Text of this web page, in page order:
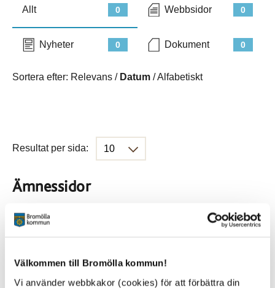
Välkommen till Bromölla kommun!
Vi använder webbkakor (cookies) för att förbättra din
0
Allt 0
Webbsidor
0
Nyheter 0
Dokument
Sortera efter: Relevans / Datum /Alfabetiskt
Resultat per sida:
Ämnessidor
Platser